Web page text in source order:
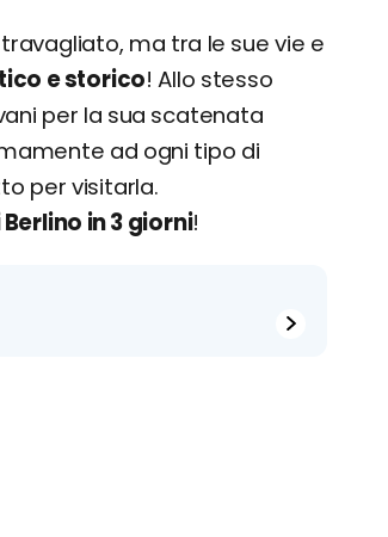
ma tra le sue vie e
e storico! Allo stesso
per la sua scatenata
ad ogni tipo di
per visitarla.
in 3 giorni!